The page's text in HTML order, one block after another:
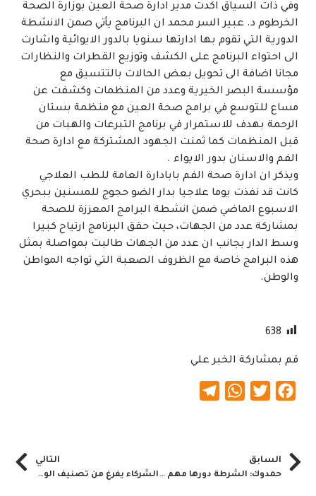
وفي ذات السياق اكدت مدير ادارة صحة العين بوزارة الصحة
الخرطوم د. عبير السر محمد ان البرنامج يأتي صمن الانشطة
الدورية التي تقوم بها ادارتها سنويا بالدور الايوائية واشارت
الى احتواء البرنامج على الكشف وتوزيع القطرات والنظارات
مجانا اضافة الى تحويل بعض الحالات بالتتسيق مع
مؤسسة البصر الخيرية وعدد من المنظمات وكشفت عن
مساع للتوسع في برامج صحة العين مع منظمة بستان
الرحمة بهدف للاستمرار في برنامج التبرعات والهبات من
قبل المنظمات كما ثمنت الجهود المشتركة مع ادارة صحة
الفم والاسنان بدور الايواء .
ويذكر ان ادارة صحة الفم بابادارة العامة للطب العلاجي
كانت قد نفذت يوما علاجيا بدار الضو حجوج للمسنين ببحري
الاسبوع الماضي ضمن انشطة البرامج المعززة للصحة
بمشاركة عدد من الجهات، حيث حقق البرنامج ارتياح كبيرا
وسط الدار بجانب ان عدد من الجهات طالبت بمواصلة بمثل
هذه البرامج خاصة مع الظروف الصعبة التي تواجه المواطن
والوطن.
638
قم بمشاركة الخبر علي
Facebook
Twitter
WhatsApp
السابق
حمدوك: الشرطة دورها مهم في تطبيق شعارات الثورة
التالي
الشركاء يفرغ من تصنيف الولايات ويحدد معايير الحكم